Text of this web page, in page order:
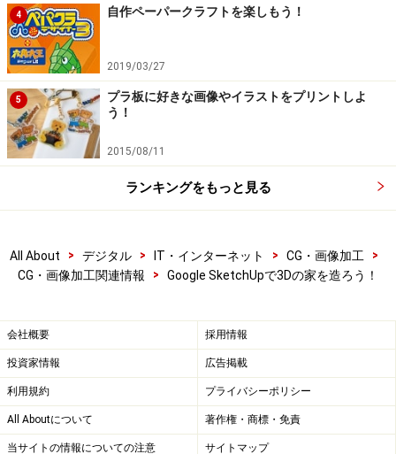
4 自作ペーパークラフトを楽しもう！
2019/03/27
5
プラ板に好きな画像やイラストをプリントしよ
う！
2015/08/11
ランキングをもっと見る
All About > デジタル > IT・インターネット > CG・画像加工
>
CG・画像加工関連情報
> Google SketchUpで3Dの家を造ろう！
会社概要 採用情報
投資家情報 広告掲載
利用規約 プライバシーポリシー
All Aboutについて 著作権・商標・免責
当サイトの情報についての注意 サイトマップ